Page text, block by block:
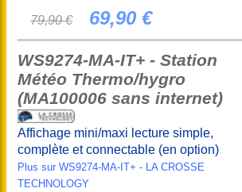
79,90 € 69,90 €
WS9274-MA-IT+ - Station
Météo Thermo/hygro
(MA100006 sans internet)
Affichage mini/maxi lecture simple,
complète et connectable (en option)
Plus sur WS9274-MA-IT+ - LA CROSSE
TECHNOLOGY